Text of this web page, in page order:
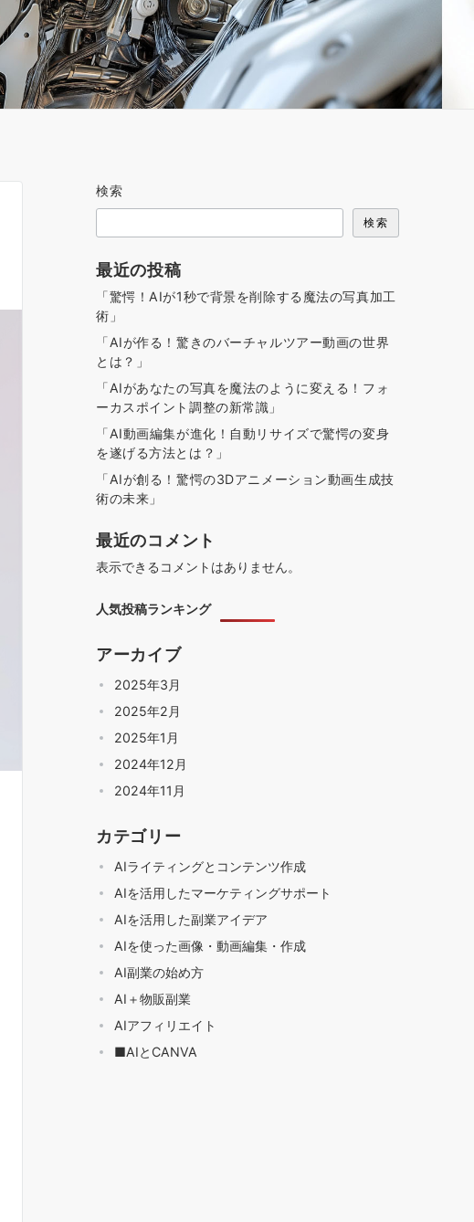
検索
検索
最近の投稿
「驚愕！AIが1秒で背景を削除する魔法の写真加工
術」
「AIが作る！驚きのバーチャルツアー動画の世界
とは？」
「AIがあなたの写真を魔法のように変える！フォ
ーカスポイント調整の新常識」
「AI動画編集が進化！自動リサイズで驚愕の変身
を遂げる方法とは？」
「AIが創る！驚愕の3Dアニメーション動画生成技
術の未来」
最近のコメント
表示できるコメントはありません。
人気投稿ランキング
アーカイブ
2025年3月
2025年2月
2025年1月
2024年12月
2024年11月
カテゴリー
AIライティングとコンテンツ作成
AIを活用したマーケティングサポート
AIを活用した副業アイデア
AIを使った画像・動画編集・作成
AI副業の始め方
AI＋物販副業
AIアフィリエイト
■AIとCANVA